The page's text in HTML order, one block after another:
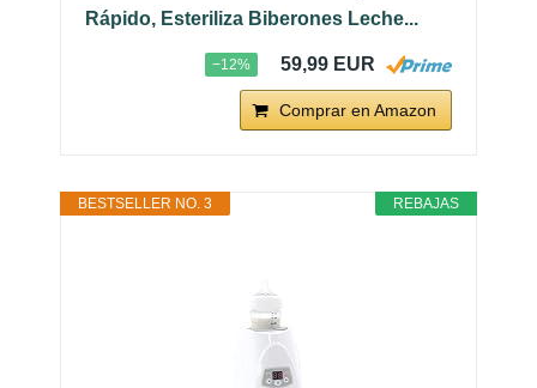
Rápido, Esteriliza Biberones Leche...
−12% 59,99 EUR
Comprar en Amazon
REBAJAS
BESTSELLER NO. 3